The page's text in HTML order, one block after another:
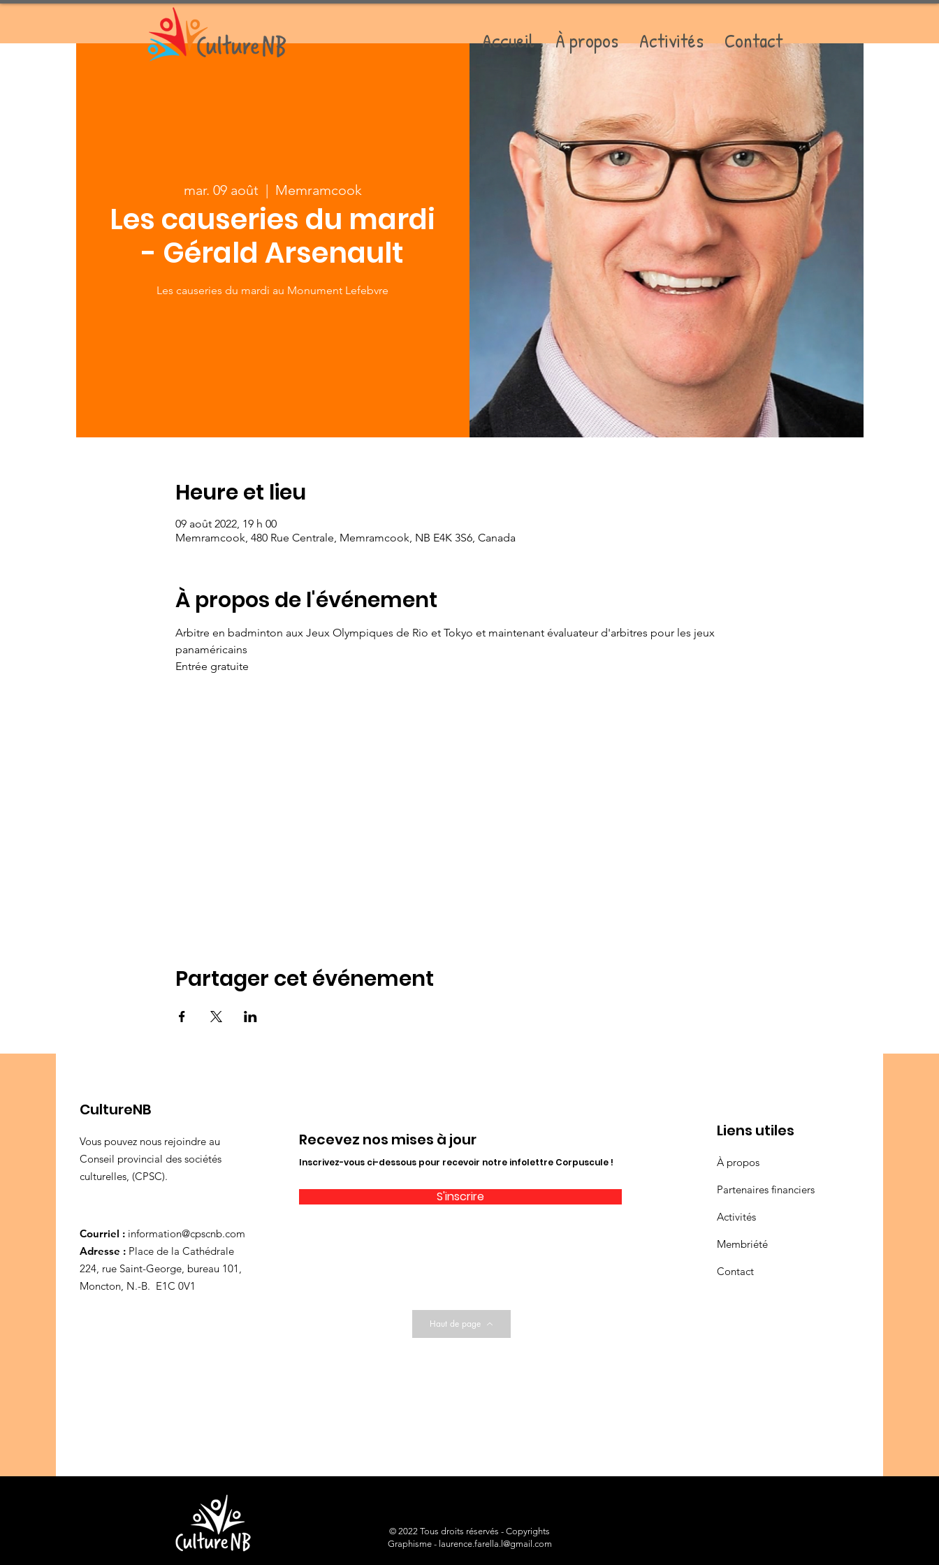
Accueil À propos Activités Contact
mar. 09 août
  |
Memramcook
Les causeries du mardi
- Gérald Arsenault
Les causeries du mardi au Monument Lefebvre
Heure et lieu
09 août 2022, 19 h 00
Memramcook, 480 Rue Centrale, Memramcook, NB E4K 3S6, Canada
À propos de l'événement
Arbitre en badminton aux Jeux Olympiques de Rio et Tokyo et maintenant évaluateur d'arbitres pour les jeux
panaméricains
Entrée gratuite
Partager cet événement
CultureNB
Vous pouvez nous rejoindre au
Conseil provincial des sociétés
culturelles, (CPSC).
Courriel : information@cpscnb.com
Adresse : Place de la Cathédrale
224, rue Saint-George, bureau 101,
Moncton, N.-B. E1C 0V1
Recevez nos mises à jour
Inscrivez-vous ci-dessous pour recevoir notre infolettre Corpuscule !
S'inscrire
Haut de page
Liens utiles
À propos
Partenaires financiers
Activités
Membriété
Contact
© 2022 Tous droits réservés - Copyrights
Graphisme - laurence.farella.l@gmail.com